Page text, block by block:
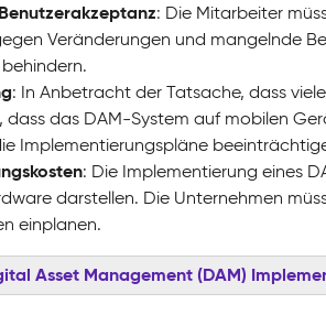
: Die Mitarbeiter
Veränderungen und mangelnde
: In Anbetracht der Tatsache, dass
dass das DAM-System auf mobilen
Implementierungspläne
: Die Implementierung eines
darstellen. Die Unternehmen
einplanen.
Asset Management (DAM)